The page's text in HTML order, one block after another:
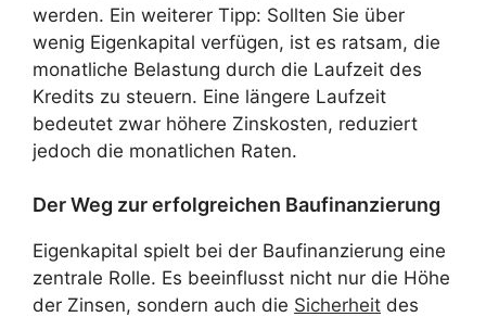
werden. Ein weiterer Tipp: Sollten Sie über
wenig Eigenkapital verfügen, ist es ratsam, die
monatliche Belastung durch die Laufzeit des
Kredits zu steuern. Eine längere Laufzeit
bedeutet zwar höhere Zinskosten, reduziert
jedoch die monatlichen Raten.
Der Weg zur erfolgreichen Baufinanzierung
Eigenkapital spielt bei der Baufinanzierung eine
zentrale Rolle. Es beeinflusst nicht nur die Höhe
der Zinsen, sondern auch die Sicherheit des